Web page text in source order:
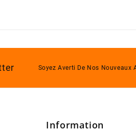
Soyez Averti De Nos Nouveaux
Information